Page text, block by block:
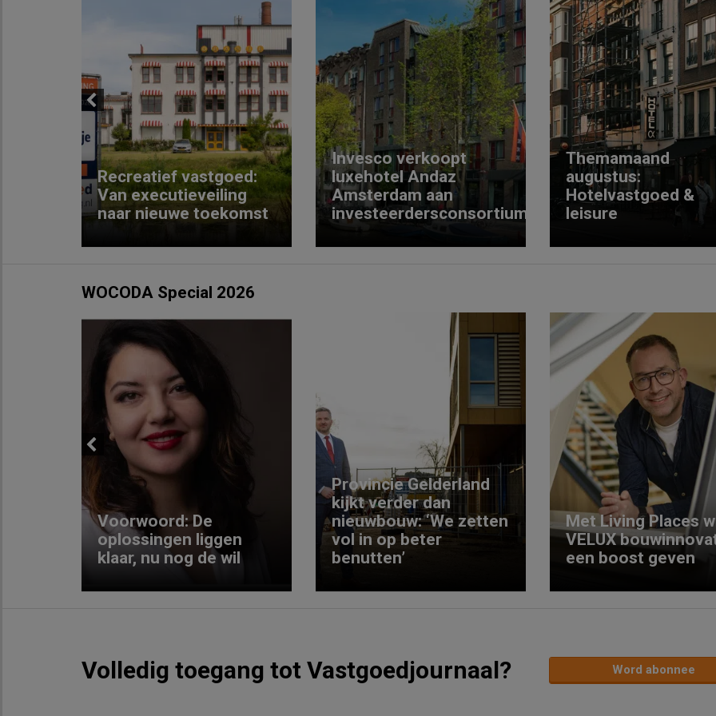
Previous
Recreatief vastgoed:
Van executieveiling
naar nieuwe toekomst
Invesco verkoopt
luxehotel Andaz
Amsterdam aan
investeerdersconsortium
Themamaand
augustus:
Hotelvastgoed &
leisure
WOCODA Special 2026
Previous
Voorwoord: De
oplossingen liggen
klaar, nu nog de wil
Provincie Gelderland
kijkt verder dan
nieuwbouw: ‘We zetten
vol in op beter
benutten’
Met Living Places
VELUX
een boost geven
Volledig toegang tot Vastgoedjournaal? Word abonnee